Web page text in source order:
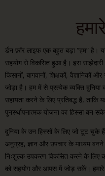
र्डन फ़ॉर लाइफ एक बहुत बड़ा “हम” है।
सहयोग से विकसित हुआ है। इस साझेदारी
किसानों, बागवानों, शिक्षकों,
जोड़ा है। हम में से प्रत्येक व्यक्ति
सहायता करने के लिए प्रतिबद्ध है, ताकि
पुनर्स्थापनात्मक योजना का हिस्सा बन
दुनिया के उन हिस्सों के लिए जो टूट चुके
अनुग्रह, ज्ञान और उपचार के माध्यम
निःशुल्क उपकरण विकसित करने के लिए
को सहयोग और आपस में जोड़ सकें। हमारे